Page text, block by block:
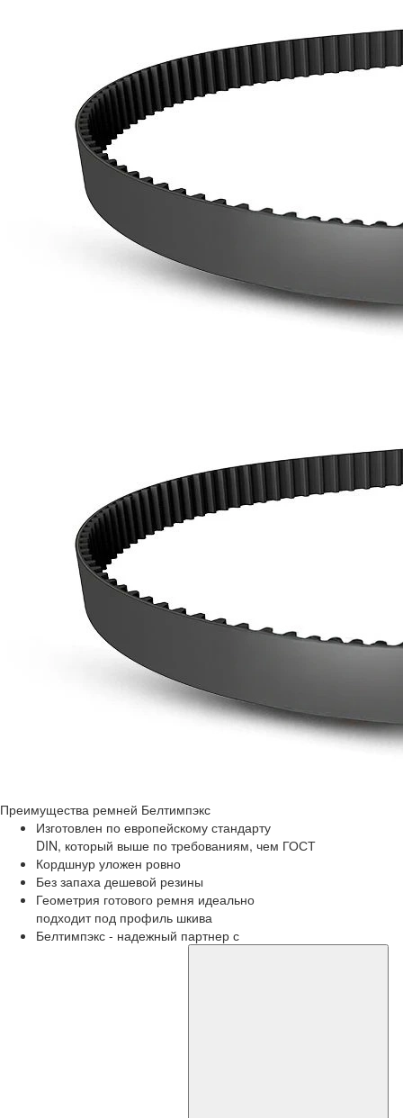
Преимущества ремней Белтимпэкс
Изготовлен по европейскому стандарту
DIN, который выше по требованиям, чем ГОСТ
Кордшнур уложен ровно
Без запаха дешевой резины
Геометрия готового ремня идеально
подходит под профиль шкива
Белтимпэкс - надежный партнер с